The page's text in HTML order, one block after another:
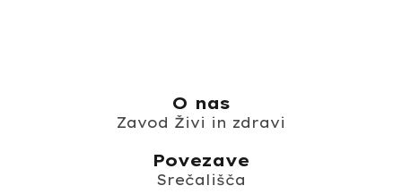
O nas
Zavod Živi in zdravi
Povezave
Srečališča